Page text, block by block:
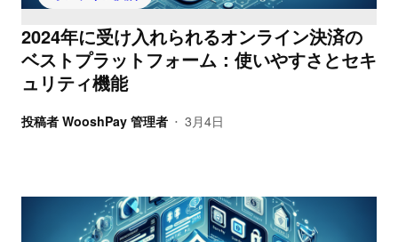
2024年に受け入れられるオンライン決済の
ベストプラットフォーム：使いやすさとセキ
ュリティ機能
投稿者 WooshPay 管理者 • 3月4日